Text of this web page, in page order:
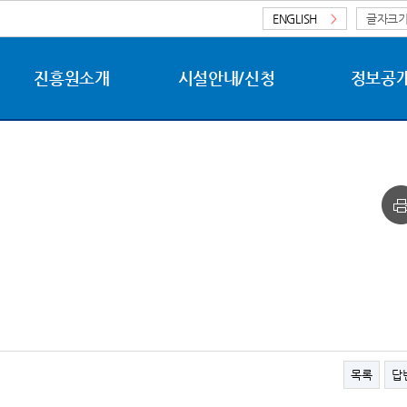
ENGLISH > 글자크
진흥원소개 시설안내/신청 정보공
목록 답